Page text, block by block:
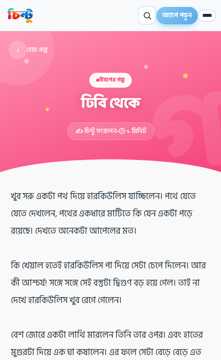
অ্যাপে পড়ুন
✦
‹ হোম›গল্প
ঈসপের গল্প
ঢিবি থেকে
✍️ চিন্টু সংকলন 🕒 ১ মিনিট
খুব সরু একটা পথ দিয়ে হারকিউলিস যাচ্ছিলেন। পথে যেতে
যেতে দেখলেন, পথের একধারে মাটিতে কি যেন একটা পড়ে
রয়েছে। দেখতে অনেকটা আপেলের মত।
কি খেয়াল হতেই হারকিউলিস পা দিয়ে সেটা চেপে দিলেন। আর
কী আশ্চর্য! সঙ্গে সঙ্গে সেই বস্তুটা দ্বিগুণ বড় হয়ে গেল। তাই না
দেখে হারকিউলিস খুব রেগে গেলেন।
বেশ জোরে একটা লাথি মারলেন তিনি তার ওপর। এবং হাতের
মুগুরটা দিয়ে এক ঘা কষালেন। এর ফলে সেটা বেড়ে বেড়ে এত